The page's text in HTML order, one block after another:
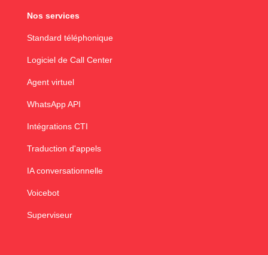
Nos services
Standard téléphonique
Logiciel de Call Center
Agent virtuel
WhatsApp API
Intégrations CTI
Traduction d'appels
IA conversationnelle
Voicebot
Superviseur